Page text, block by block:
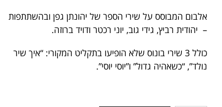
אלבום המבוסס על שירי הספר של יהונתן גפן ובהשתתפות
– יהודית רביץ, גידי גוב, יוני רכטר ודויד ברוזה.
כולל 3 שירי בונוס שלא הופיעו בתקליט המקורי: “איך שיר
נולד”, “כשאהיה גדול” ו”יוסי יוסי”.